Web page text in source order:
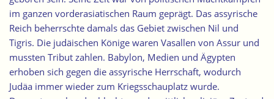
im ganzen vorderasiatischen Raum geprägt. Das assyrische
Reich beherrschte damals das Gebiet zwischen Nil und
Tigris. Die judäischen Könige waren Vasallen von Assur und
mussten Tribut zahlen. Babylon, Medien und Ägypten
erhoben sich gegen die assyrische Herrschaft, wodurch
Judäa immer wieder zum Kriegsschauplatz wurde.